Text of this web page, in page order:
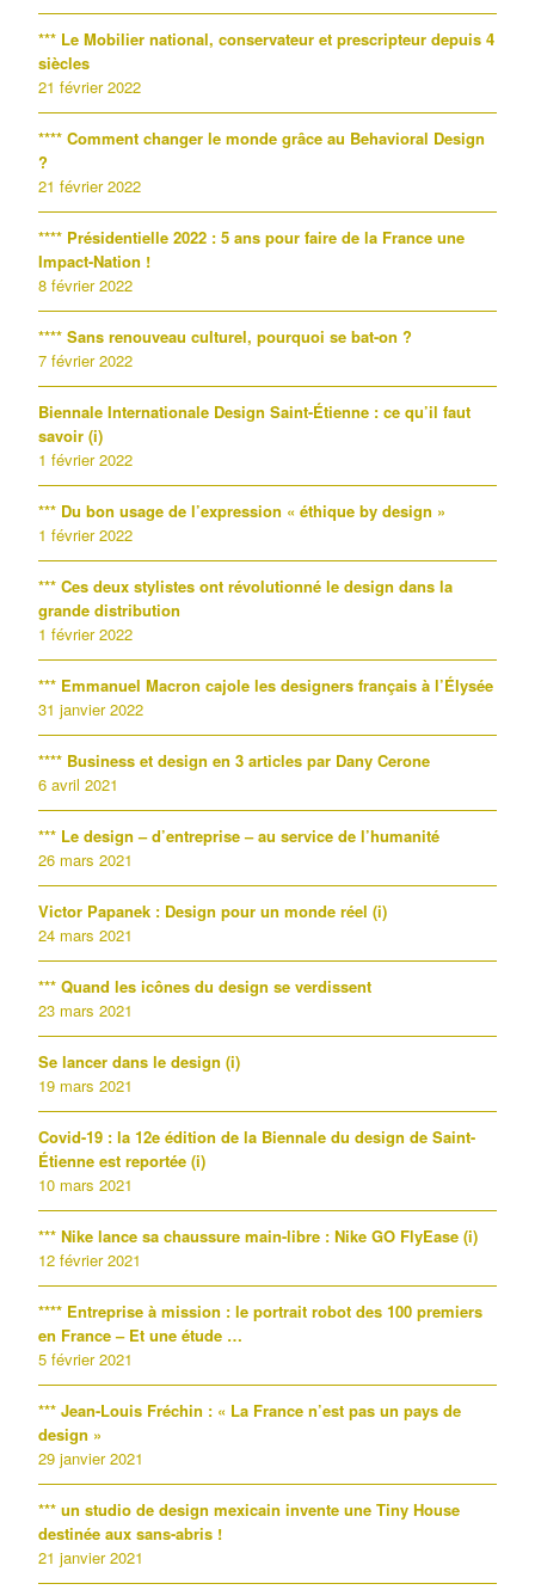
*** Le Mobilier national, conservateur et prescripteur depuis 4
siècles
21 février 2022
**** Comment changer le monde grâce au Behavioral Design
?
21 février 2022
**** Présidentielle 2022 : 5 ans pour faire de la France une
Impact-Nation !
8 février 2022
**** Sans renouveau culturel, pourquoi se bat-on ?
7 février 2022
Biennale Internationale Design Saint-Étienne : ce qu’il faut
savoir (i)
1 février 2022
*** Du bon usage de l’expression « éthique by design »
1 février 2022
*** Ces deux stylistes ont révolutionné le design dans la
grande distribution
1 février 2022
*** Emmanuel Macron cajole les designers français à l’Élysée
31 janvier 2022
**** Business et design en 3 articles par Dany Cerone
6 avril 2021
*** Le design – d’entreprise – au service de l’humanité
26 mars 2021
Victor Papanek : Design pour un monde réel (i)
24 mars 2021
*** Quand les icônes du design se verdissent
23 mars 2021
Se lancer dans le design (i)
19 mars 2021
Covid-19 : la 12e édition de la Biennale du design de Saint-
Étienne est reportée (i)
10 mars 2021
*** Nike lance sa chaussure main-libre : Nike GO FlyEase (i)
12 février 2021
**** Entreprise à mission : le portrait robot des 100 premiers
en France – Et une étude …
5 février 2021
*** Jean-Louis Fréchin : « La France n’est pas un pays de
design »
29 janvier 2021
*** un studio de design mexicain invente une Tiny House
destinée aux sans-abris !
21 janvier 2021